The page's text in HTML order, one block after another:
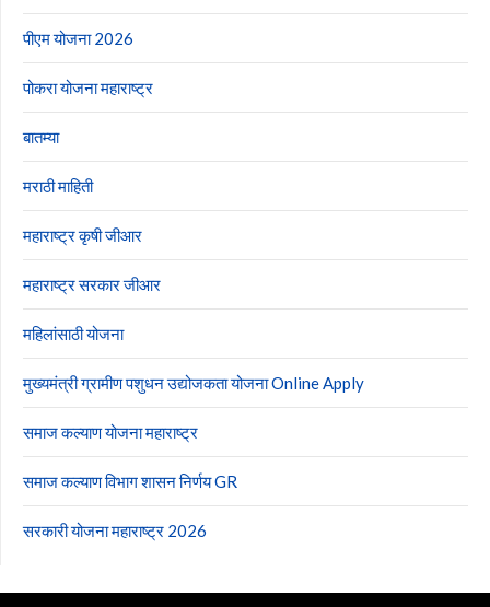
पीएम योजना 2026
पोकरा योजना महाराष्ट्र
बातम्या
मराठी माहिती
महाराष्ट्र कृषी जीआर
महाराष्ट्र सरकार जीआर
महिलांसाठी योजना
मुख्यमंत्री ग्रामीण पशुधन उद्योजकता योजना Online Apply
समाज कल्याण योजना महाराष्ट्र
समाज कल्याण विभाग शासन निर्णय GR
सरकारी योजना महाराष्ट्र 2026